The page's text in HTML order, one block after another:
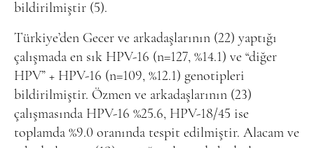
bildirilmiştir (5).
Türkiye’den Gecer ve arkadaşlarının (22) yaptığı
çalışmada en sık HPV-16 (n=127, %14.1) ve “diğer
HPV” + HPV-16 (n=109, %12.1) genotipleri
bildirilmiştir. Özmen ve arkadaşlarının (23)
çalışmasında HPV-16 %25.6, HPV-18/45 ise
toplamda %9.0 oranında tespit edilmiştir. Alacam ve